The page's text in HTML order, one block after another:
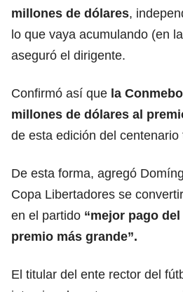
millones de dólares,
lo que vaya acumulando (en
aseguró el dirigente.
Confirmó así que la
millones de dólares al
de esta edición del centenario
De esta forma, agregó
Copa Libertadores se
en el partido “mejor pago
premio más grande”.
El titular del ente rector del